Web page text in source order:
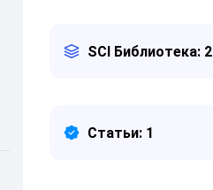
SCI Библиотека: 2
Статьи: 1